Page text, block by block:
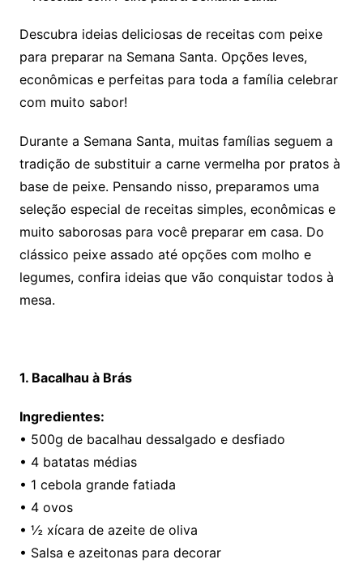
Descubra ideias deliciosas de receitas com peixe
para preparar na Semana Santa. Opções leves,
econômicas e perfeitas para toda a família celebrar
com muito sabor!
Durante a Semana Santa, muitas famílias seguem a
tradição de substituir a carne vermelha por pratos à
base de peixe. Pensando nisso, preparamos uma
seleção especial de receitas simples, econômicas e
muito saborosas para você preparar em casa. Do
clássico peixe assado até opções com molho e
legumes, confira ideias que vão conquistar todos à
mesa.
1. Bacalhau à Brás
Ingredientes:
• 500g de bacalhau dessalgado e desfiado
• 4 batatas médias
• 1 cebola grande fatiada
• 4 ovos
• ½ xícara de azeite de oliva
• Salsa e azeitonas para decorar